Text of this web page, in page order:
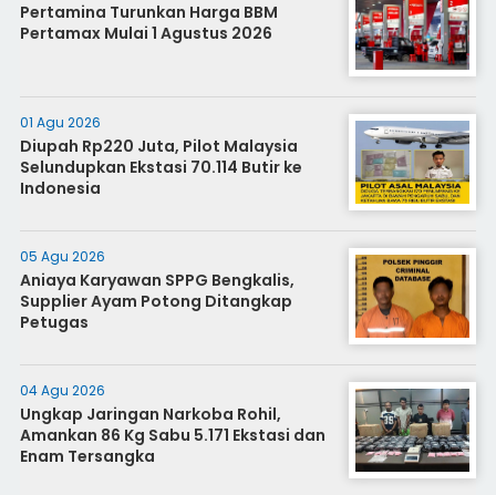
Pertamina Turunkan Harga BBM
Pertamax Mulai 1 Agustus 2026
01 Agu 2026
Diupah Rp220 Juta, Pilot Malaysia
Selundupkan Ekstasi 70.114 Butir ke
Indonesia
05 Agu 2026
Aniaya Karyawan SPPG Bengkalis,
Supplier Ayam Potong Ditangkap
Petugas
04 Agu 2026
Ungkap Jaringan Narkoba Rohil,
Amankan 86 Kg Sabu 5.171 Ekstasi dan
Enam Tersangka